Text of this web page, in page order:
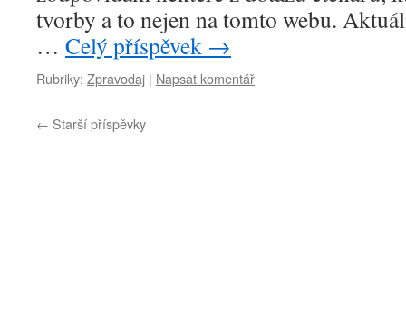
tvorby a to nejen na tomto webu.
… Celý příspěvek →
Rubriky: Zpravodaj | Napsat komentář
← Starší příspěvky